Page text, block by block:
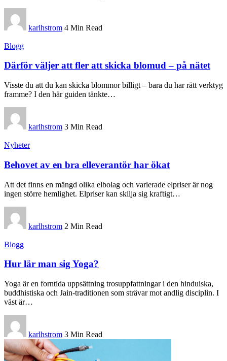
karlhstrom 4 Min Read
Blogg
Därför väljer att fler att skicka blomud – på nätet
Visste du att du kan skicka blommor billigt – bara du har rätt verktyg
framme? I den här guiden tänkte…
karlhstrom 3 Min Read
Nyheter
Behovet av en bra elleverantör har ökat
Att det finns en mängd olika elbolag och varierade elpriser är nog
ingen större hemlighet. Elpriser kan skilja sig kraftigt…
karlhstrom 2 Min Read
Blogg
Hur lär man sig Yoga?
Yoga är en forntida uppsättning trosuppfattningar i den hinduiska,
buddhistiska och Jain-traditionen som strävar mot andlig disciplin. I
väst är…
karlhstrom 3 Min Read